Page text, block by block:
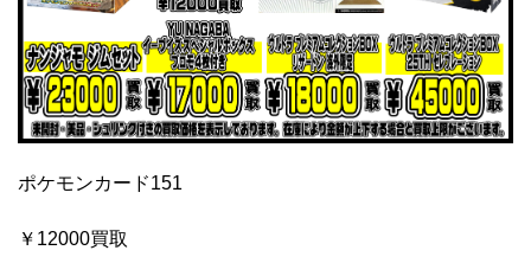
ポケモンカード151
￥12000買取